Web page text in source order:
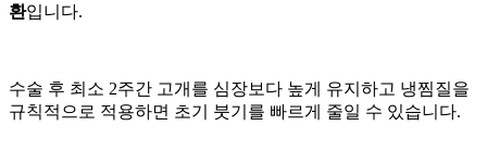
환입니다.
수술 후 최소 2주간 고개를 심장보다 높게 유지하고 냉찜질을
규칙적으로 적용하면 초기 붓기를 빠르게 줄일 수 있습니다.